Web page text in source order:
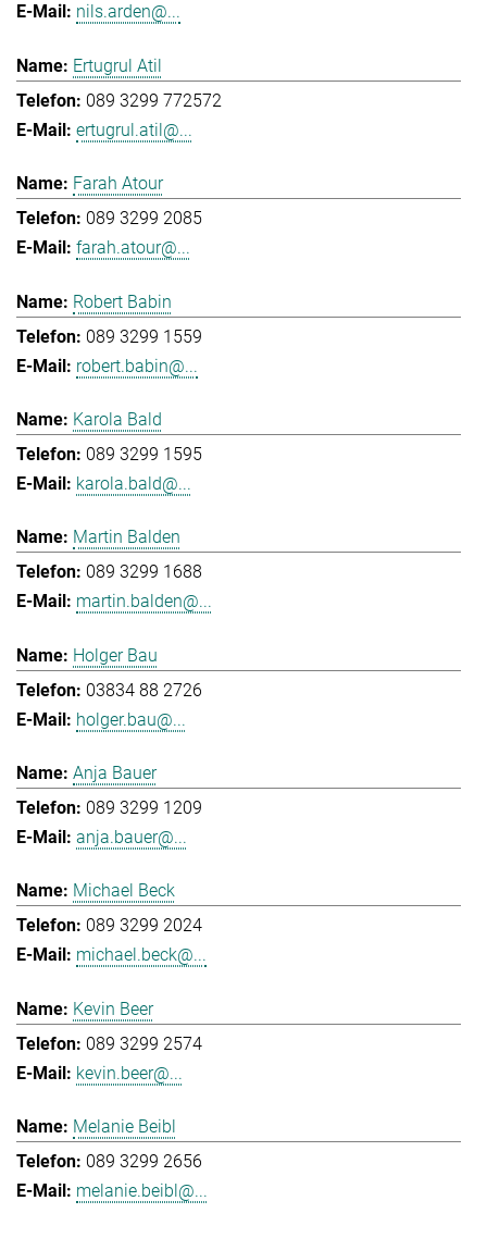
nils.arden@...
Ertugrul Atil
089 3299 772572
ertugrul.atil@...
Farah Atour
089 3299 2085
farah.atour@...
Robert Babin
089 3299 1559
robert.babin@...
Karola Bald
089 3299 1595
karola.bald@...
Martin Balden
089 3299 1688
martin.balden@...
Holger Bau
03834 88 2726
holger.bau@...
Anja Bauer
089 3299 1209
anja.bauer@...
Michael Beck
089 3299 2024
michael.beck@...
Kevin Beer
089 3299 2574
kevin.beer@...
Melanie Beibl
089 3299 2656
melanie.beibl@...